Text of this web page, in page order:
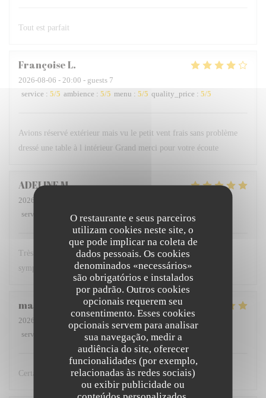
O restaurante e seus parceiros
utilizam cookies neste site, o
que pode implicar na coleta de
dados pessoais. Os cookies
denominados «necessários»
são obrigatórios e instalados
por padrão. Outros cookies
opcionais requerem seu
consentimento. Esses cookies
opcionais servem para analisar
sua navegação, medir a
audiência do site, oferecer
funcionalidades (por exemplo,
relacionadas às redes sociais)
ou exibir publicidade ou
Tout est parfait
FrançoiseL
2026-08-06 - 20:00 - guests 7
service : 5/5 ambience : 5/5 menu : 5/5 quality_price : 5/5
Avions réservé extérieur mais vu le petit vent frais sans problème
dressé une table à l intérieur Grand merci pour votre écoute
ADELINEM
2026-07-26
service
ambience menu quality_price
Très bon restaurant où nous avons l'habitude de manger serveur
sympathique repas délicieux et à un bon rapport qualité prix
marie-pierre B
2026-08-03
- 12:15 - guests 2
service
ambience: 4/5 menu: 5/5 quality_price
Certainement le meilleur restaurant dunkerquois !